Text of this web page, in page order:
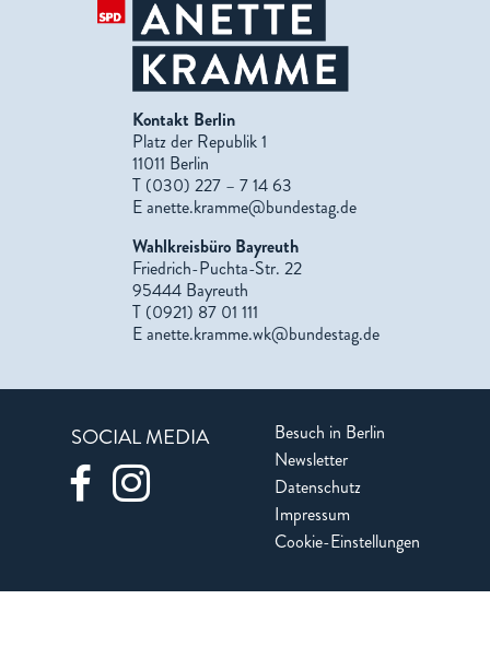
Kontakt Berlin
Platz der Republik 1
11011 Berlin
T (030) 227 – 7 14 63
Eanette.kramme@bundestag.de
Wahlkreisbüro Bayreuth
Friedrich-Puchta-Str. 22
95444 Bayreuth
T (0921) 87 01 111
Eanette.kramme.wk@bundestag.de
SOCIAL MEDIA
Besuch in Berlin
Newsletter
Datenschutz
Impressum
Cookie-Einstellungen